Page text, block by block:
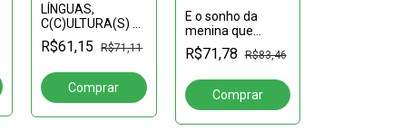
LÍNGUAS,
C(C)ULTURA(S) E
EDUCAÇÃO
LINGUÍSTICA
R$61,15 R$71,11
E o sonho da
menina que
queria ser
professora (nem
dia) torna-se
realidade!: Os
R$71,78 R$83,46